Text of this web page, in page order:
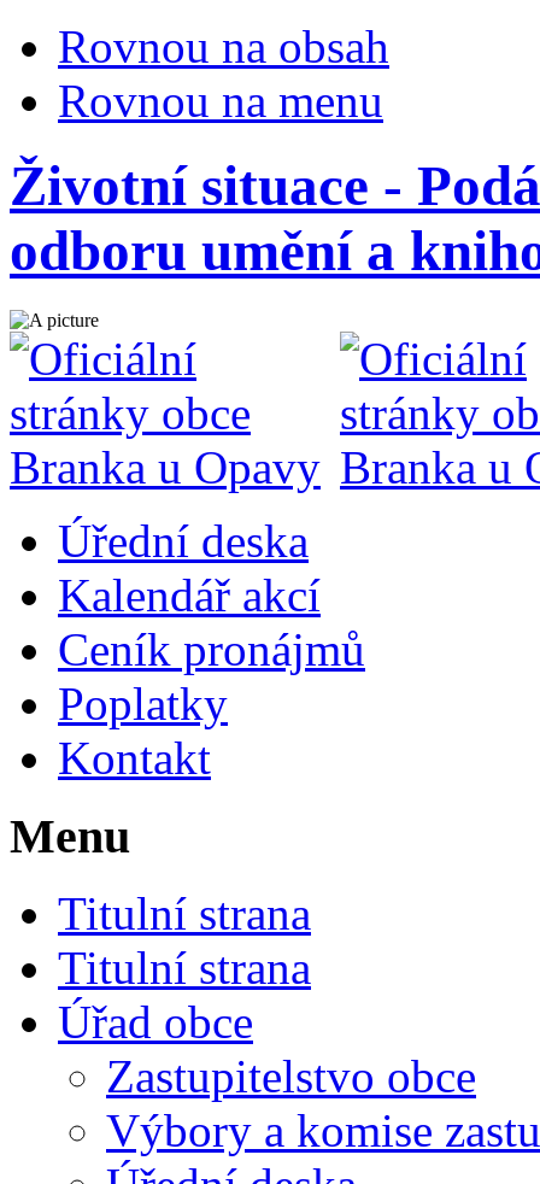
Rovnou na obsah
Rovnou na menu
Životní situace -
odboru umění a
Úřední deska
Kalendář akcí
Ceník pronájmů
Poplatky
Kontakt
Menu
Titulní strana
Titulní strana
Úřad obce
Zastupitelstvo obce
Výbory a komise